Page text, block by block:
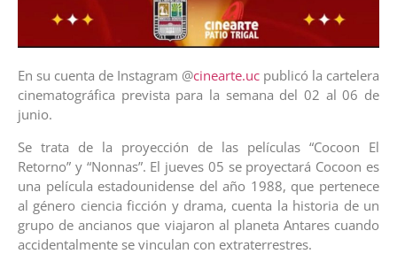
En su cuenta de Instagram @cinearte.uc publicó la cartelera
cinematográfica prevista para la semana del 02 al 06 de
junio.
Se trata de la proyección de las películas “Cocoon El
Retorno” y “Nonnas”. El jueves 05 se proyectará Cocoon es
una película estadounidense del año 1988, que pertenece
al género ciencia ficción y drama, cuenta la historia de un
grupo de ancianos que viajaron al planeta Antares cuando
accidentalmente se vinculan con extraterrestres.